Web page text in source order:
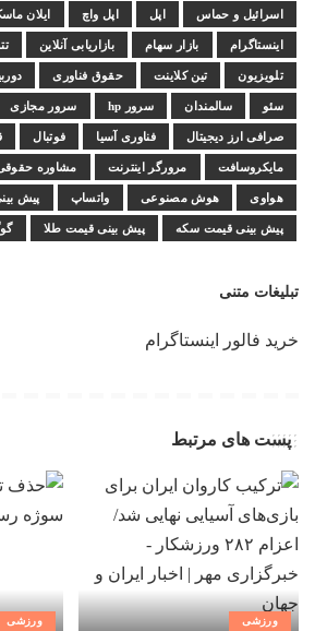
اسرائیل و حماس اپل اپل واچ ایلان
اینستاگرام بازار سهام بازاریابی آنلاین
تلویزیون تین کلاینت حقوق فناوری
سئو سالمندان سرور hp سرور مجازی
صرافی ارز دیجیتال فناوری آسیا فوتبال
مایکروسافت مرورگر اینترنت مشاوره حقوقی
هواوی هوش مصنوعی واتساپ پیش
پیش بینی قیمت سکه پیش بینی قیمت طلا
تبلیغات متنی
خرید فالور اینستاگرام
پست های مرتبط
ورزشی ورزشی